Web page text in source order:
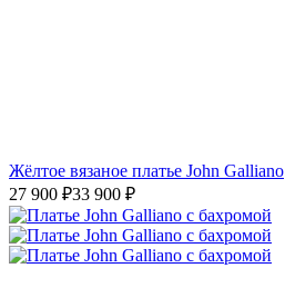
Жёлтое вязаное платье John Galliano
27 900 ₽33 900 ₽